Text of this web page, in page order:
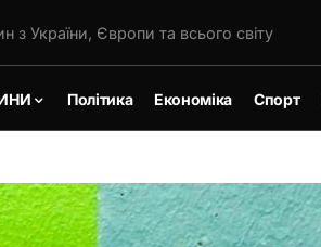
з України, Європи та всього світу
Політика Економіка Спорт